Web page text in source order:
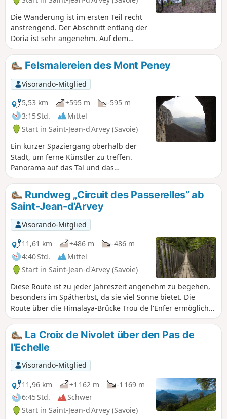
Die Wanderung ist im ersten Teil recht
anstrengend. Der Abschnitt entlang der
Doria ist sehr angenehm. Auf dem
Gipfel hat man einen schönen Ausblick
auf Belledonne und Chartreuse. Der
recht lange Abstieg ist ohne größere
Schwierigkeiten.
Felsmalereien des Mont Peney
Visorando-Mitglied
5,53 km
+595 m
-595 m
3:15 Std.
Mittel
Start in Saint-Jean-d'Arvey (Savoie)
Ein kurzer Spaziergang oberhalb der
Stadt, um ferne Künstler zu treffen.
Panorama auf das Tal und das
gegenüberliegende Chartreuse-Massiv.
Rundweg „Circuit des Passerelles” ab
Saint-Jean-d'Arvey
Visorando-Mitglied
11,61 km
+486 m
-486 m
4:40 Std.
Mittel
Start in Saint-Jean-d'Arvey (Savoie)
Diese Route ist zu jeder Jahreszeit angenehm zu begehen,
besonders im Spätherbst, da sie viel Sonne bietet. Die
Route über die Himalaya-Brücke Trou de l'Enfer ermöglicht
es Ihnen, die kuriosen Windungen der Leysse zu entdecken.
La Croix de Nivolet über den Pas de
l'Echelle
Visorando-Mitglied
11,96 km
+1 162 m
-1 169 m
6:45 Std.
Schwer
Start in Saint-Jean-d'Arvey (Savoie)